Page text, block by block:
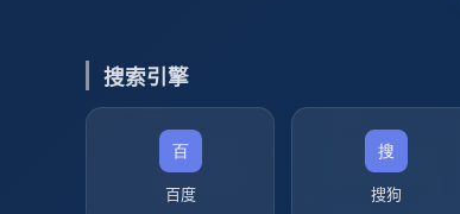
搜索引擎
百度 搜狗